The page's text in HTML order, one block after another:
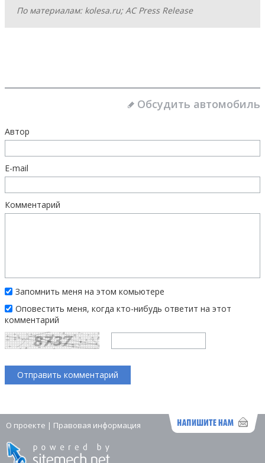
По материалам: kolesa.ru; AC Press Release
Обсудить автомобиль
Автор
E-mail
Комментарий
Запомнить меня на этом комьютере
Оповестить меня, когда кто-нибудь ответит на этот
комментарий
О проекте | Правовая информация